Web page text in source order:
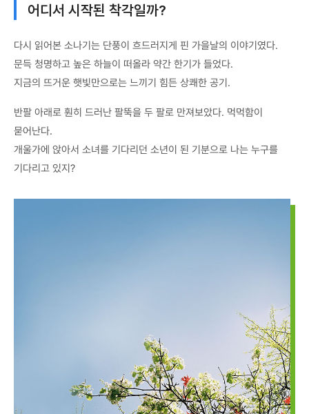
어디서 시작된 착각일까?
다시 읽어본 소나기는 단풍이 흐드러지게 핀 가을날의 이야기였다.
문득 청명하고 높은 하늘이 떠올라 약간 한기가 들었다.
지금의 뜨거운 햇빛만으로는 느끼기 힘든 상쾌한 공기.
반팔 아래로 훤히 드러난 팔뚝을 두 팔로 만져보았다. 먹먹함이
묻어난다.
개울가에 앉아서 소녀를 기다리던 소년이 된 기분으로 나는 누구를
기다리고 있지?